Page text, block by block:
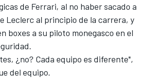
de Ferrari, al no haber sacado a
Leclerc al principio de la carrera, y
boxes a su piloto monegasco en el
¿no? Cada equipo es diferente",
del equipo.